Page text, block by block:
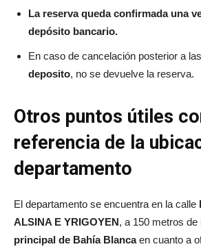
La reserva queda confirmada una
depósito bancario.
En caso de cancelación posterior a las
deposito, no se devuelve la reserva.
Otros puntos útiles
referencia de la
departamento
El departamento se encuentra en la calle
ALSINA E YRIGOYEN, a 150 metros de
principal de Bahía Blancaen cuanto a